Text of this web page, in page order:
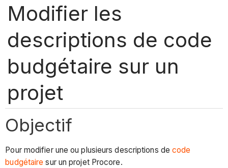
Modifier les
descriptions de code
budgétaire sur un
projet
Objectif
Pour modifier une ou plusieurs descriptions decode
budgétaire sur un projet Procore.